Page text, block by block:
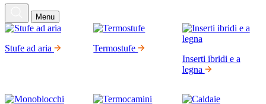
Menu
Stufe ad aria
Termostufe
Inserti ibridi e a
legna